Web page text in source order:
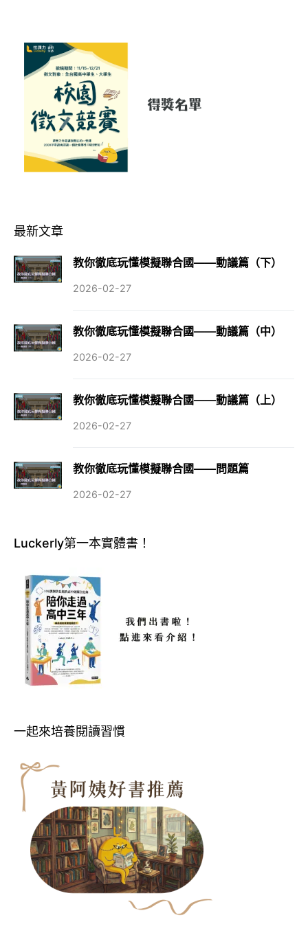
最新文章
教你徹底玩懂模擬聯合國——動議篇（下）
2026-02-27
教你徹底玩懂模擬聯合國——動議篇（中）
2026-02-27
教你徹底玩懂模擬聯合國——動議篇（上）
2026-02-27
教你徹底玩懂模擬聯合國——問題篇
2026-02-27
Luckerly第一本實體書！
一起來培養閱讀習慣